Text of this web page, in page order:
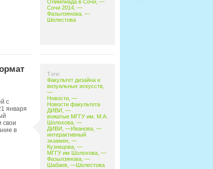
Олимпиада в Сочи, —
Сочи 2014, —
Фазылзянова, —
Шелестова
Тэги:
Факультет дизайна и
визуальных искусств,
—
Новости, —
Новости факультета
ДИВИ , —
вожатые МГГУ им. М.А.
Шолохова, —
ДИВИ , —Иванова, —
интерактивный
экзамен, —
Кузнецова, —
МГГУ им Шолохова, —
Фазылзянова, —
Шабаев, —Шелестова
с
января
свои
в